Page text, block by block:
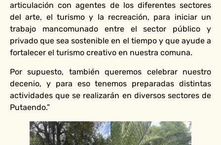
articulación con agentes de los diferentes sectores
del arte, el turismo y la recreación, para iniciar un
trabajo mancomunado entre el sector público y
privado que sea sostenible en el tiempo y que ayude a
fortalecer el turismo creativo en nuestra comuna.
Por supuesto, también queremos celebrar nuestro
decenio, y para eso tenemos preparadas distintas
actividades que se realizarán en diversos sectores de
Putaendo.”